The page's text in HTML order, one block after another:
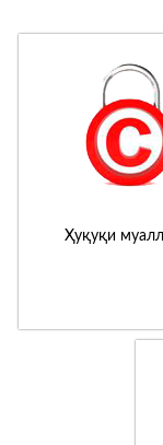
Ҳуқуқи